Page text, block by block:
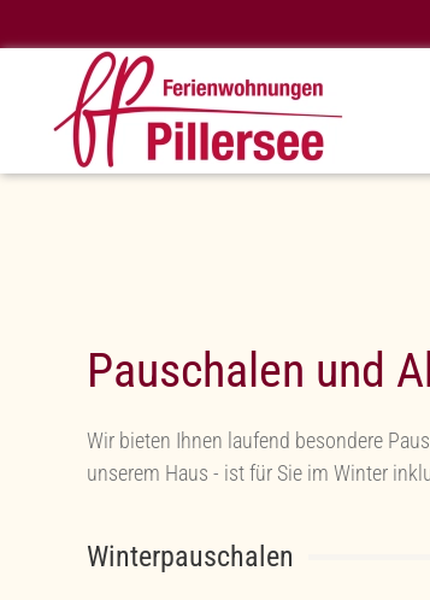
Skip to main content
Pauschalen und
Wir bieten Ihnen laufend besondere
unserem Haus - ist für Sie im Winter
Winterpauschalen